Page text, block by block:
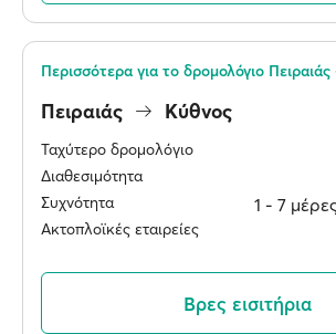
Πειραιάς Κύθνος
Ταχύτερο δρομολόγιο
Διαθεσιμότητα
Συχνότητα 1 ‐ 7
Ακτοπλοϊκές εταιρείες
Περισσότερα για το δρομολόγιο
Βρες εισιτήρια